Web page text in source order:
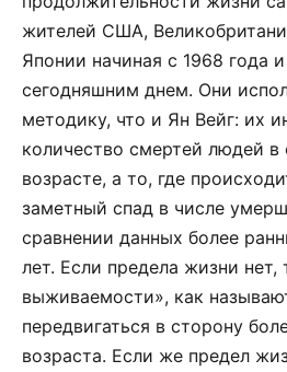
жителей США,
Японии начиная с 1968 года
сегодняшним днем. Они
методику, что и Ян Вейг: их
количество смертей людей в
возрасте, а то, где
заметный спад в числе
сравнении данных более
лет. Если предела жизни нет,
выживаемости», как
передвигаться в сторону
возраста. Если же предел